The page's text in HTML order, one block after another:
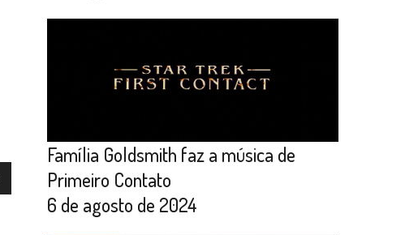
Família Goldsmith faz a música de
Primeiro Contato
6 de agosto de 2024